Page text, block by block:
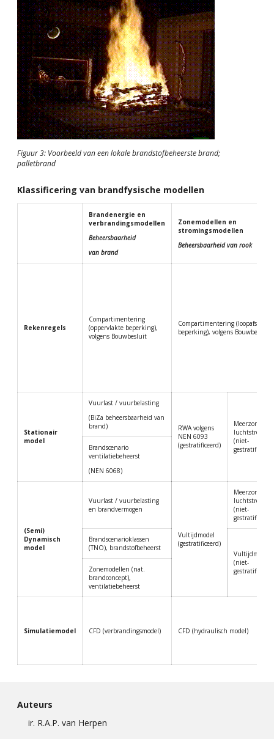
Figuur 3: Voorbeeld van een lokale brandstofbeheerste brand;
palletbrand
Klassificering van brandfysische modellen
Brandenergie en
verbrandingsmodellen
Beheersbaarheid
van brand
Zonemodellen en
stromingsmodellen
Beheersbaarheid van rook
Rekenregels
Compartimentering
(oppervlakte beperking),
volgens Bouwbesluit
Compartimentering (loopafstand
beperking), volgens Bouwbesluit
Stationair
model
Vuurlast / vuurbelasting
(BiZa beheersbaarheid van
brand)
RWA volgens
NEN 6093
(gestratificeerd)
Meerzone
(niet-
gestratificeerd)
Brandscenario
ventilatiebeheerst
(NEN 6068)
(Semi)
Dynamisch
model
Vuurlast / vuurbelasting
en brandvermogen
Vultijdmodel
(gestratificeerd)
Meerzone
(niet-
gestratificeerd)
Brandscenarioklassen
(TNO), brandstofbeheerst
Vultijdmodel
(niet-
gestratificeerd)
Zonemodellen (nat.
brandconcept),
ventilatiebeheerst
Simulatiemodel CFD (verbrandingsmodel) CFD (hydraulisch model)
Auteurs
ir. R.A.P. van Herpen